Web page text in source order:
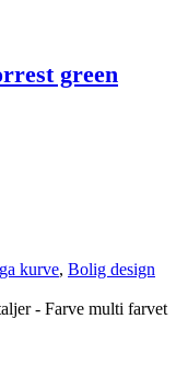
green
kurve, Bolig design
- Farve multi farvet